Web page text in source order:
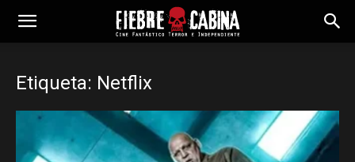
Etiqueta: Netflix